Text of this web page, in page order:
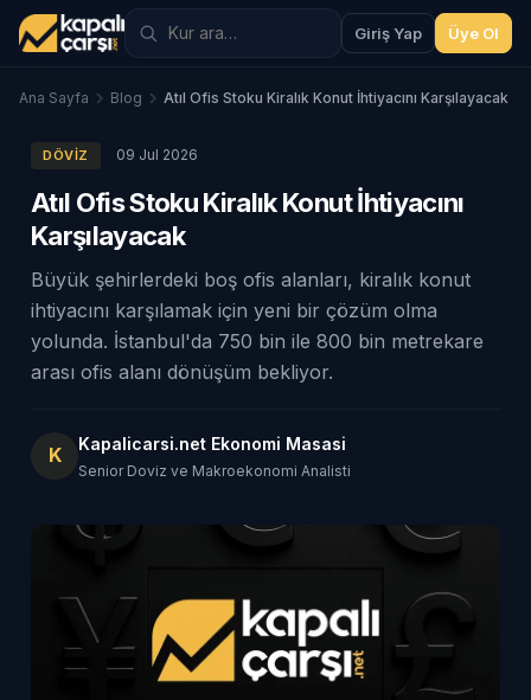
Giriş Yap Üye Ol
Ana Sayfa Blog Atıl Ofis Stoku Kiralık Konut İhtiyacını Karşılayacak
DÖVIZ 09 Jul 2026
Atıl Ofis Stoku Kiralık Konut İhtiyacını
Karşılayacak
Büyük şehirlerdeki boş ofis alanları, kiralık konut
ihtiyacını karşılamak için yeni bir çözüm olma
yolunda. İstanbul'da 750 bin ile 800 bin metrekare
arası ofis alanı dönüşüm bekliyor.
K Kapalicarsi.net Ekonomi Masasi
Senior Doviz ve Makroekonomi Analisti